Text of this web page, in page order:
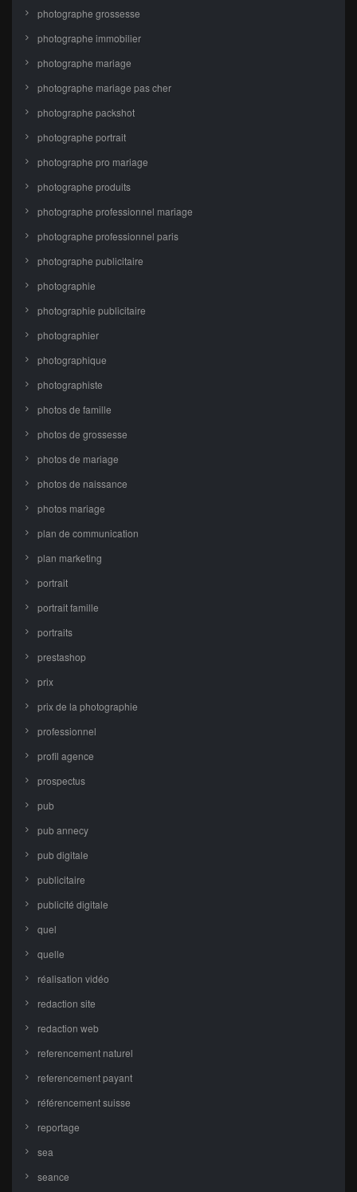
photographe grossesse
photographe immobilier
photographe mariage
photographe mariage pas cher
photographe packshot
photographe portrait
photographe pro mariage
photographe produits
photographe professionnel mariage
photographe professionnel paris
photographe publicitaire
photographie
photographie publicitaire
photographier
photographique
photographiste
photos de famille
photos de grossesse
photos de mariage
photos de naissance
photos mariage
plan de communication
plan marketing
portrait
portrait famille
portraits
prestashop
prix
prix de la photographie
professionnel
profil agence
prospectus
pub
pub annecy
pub digitale
publicitaire
publicité digitale
quel
quelle
réalisation vidéo
redaction site
redaction web
referencement naturel
referencement payant
référencement suisse
reportage
sea
seance